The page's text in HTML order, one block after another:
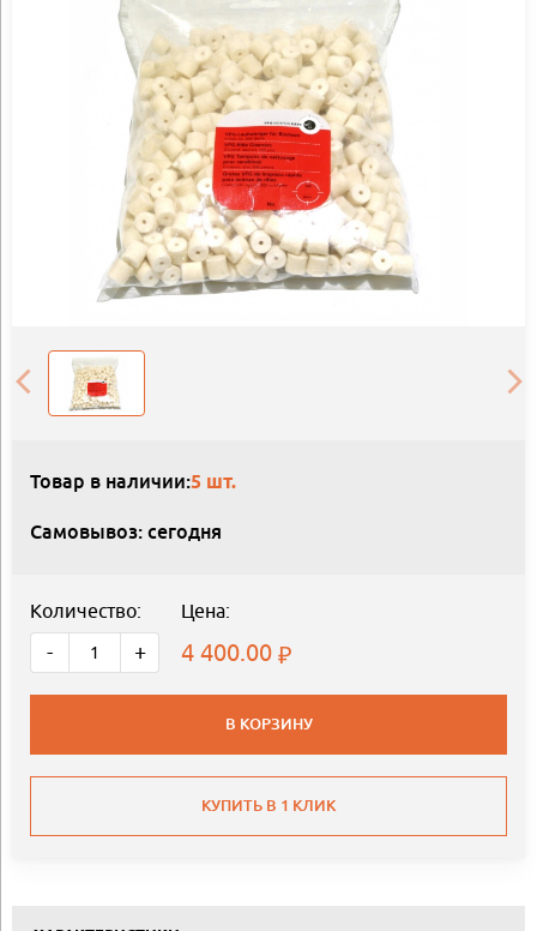
Товар в наличии:5 шт.
Самовывоз: сегодня
Количество:
- +
Цена:
4 400.00
В КОРЗИНУ
КУПИТЬ В 1 КЛИК